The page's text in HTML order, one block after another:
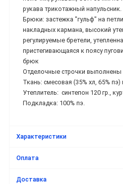
рукава трикотажный напульсник.
Брюки: застежка "гульф" на
накладных кармана, высокий
регулируемые бретели,
пристегивающаяся к поясу
брюк
Отделочные строчки выполнены
Ткань: смесовая (35% хл, 65% пэ)
Утеплитель: синтепон 120 гр.,
Подкладка: 100% пэ.
Характеристики
Оплата
Доставка